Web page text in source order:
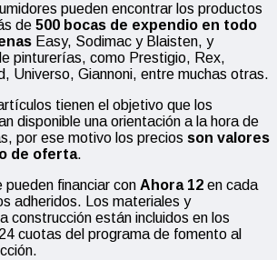
pueden encontrar los productos
de 500 bocas de expendio en todo
Easy, Sodimac y Blaisten, y
pinturerías, como Prestigio, Rex,
Universo, Giannoni, entre muchas otras.
tienen el objetivo que los
disponible una orientación a la hora de
por ese motivo los precios son valores
de oferta.
financiar con Ahora 12 en cada
adheridos. Los materiales y
construcción están incluidos en los
cuotas del programa de fomento al